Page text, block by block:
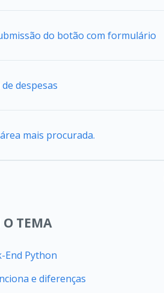
do botão com formulário
despesas
mais procurada.
O TEMA
End Python
e diferenças